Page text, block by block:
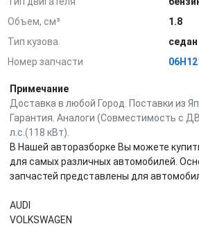
Объем, см³
1.8
Тип кузова
седан
Номер запчасти
Примечание
Доставка в любой Город. Поставки из
Гарантия. Аналоги (Совместимость с
л.с.(118 кВт).
В Нашей авторазборке Вы можете
для самых различных автомобилей.
запчастей представлены для
AUDI
VOLKSWAGEN